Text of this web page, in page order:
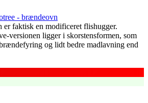
- brændeovn
er faktisk en modificeret flishugger.
versionen ligger i skorstensformen, som
og lidt bedre madlavning end